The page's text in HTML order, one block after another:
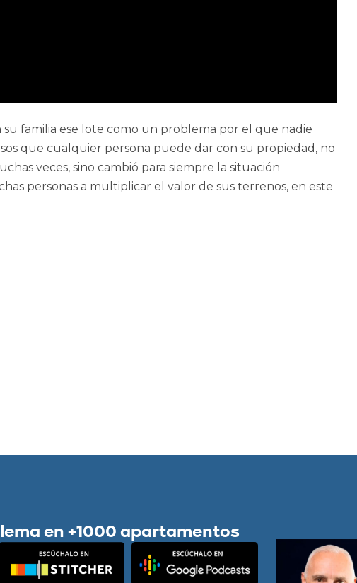
su familia ese lote como un problema por el que nadie
que cualquier persona puede dar con su propiedad, no
veces, sino cambió para siempre la situación
personas a multiplicar el valor de sus terrenos, en este
en +1000 apartamentos